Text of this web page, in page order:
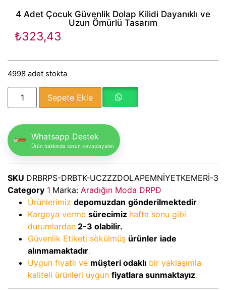
4 Adet Çocuk Güvenlik Dolap Kilidi Dayanıklı ve
Uzun Ömürlü Tasarım
₺323,43
4998 adet stokta
Sepete Ekle
Whatsapp Destek
Ürün hakkında sorun cevaplayalım
SKU DRBRPS-DRBTK-UCZZZDOLAPEMNİYETKEMERİ-3
Category 1 Marka: Aradığın Moda DRPD
Ürünlerimiz depomuzdan gönderilmektedir.
Kargoya verme sürecimiz hafta sonu gibi
durumlardan 2-3 olabilir.
Güvenlik Etiketi sökülmüş ürünler iade
alınmamaktadır.
Uygun fiyatlı ve müşteri odaklı bir yaklaşımla
kaliteli ürünleri uygun fiyatlara sunmaktayız.